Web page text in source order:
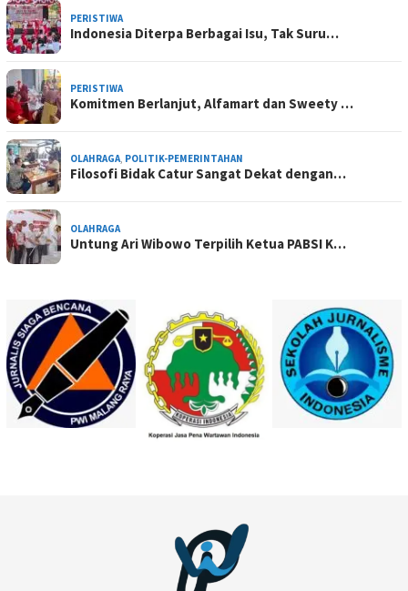
PERISTIWA
Indonesia Diterpa Berbagai Isu, Tak Suru…
PERISTIWA
Komitmen Berlanjut, Alfamart dan Sweety …
OLAHRAGA POLITIK-PEMERINTAHAN
Filosofi Bidak Catur Sangat Dekat dengan…
OLAHRAGA
Untung Ari Wibowo Terpilih Ketua PABSI K…